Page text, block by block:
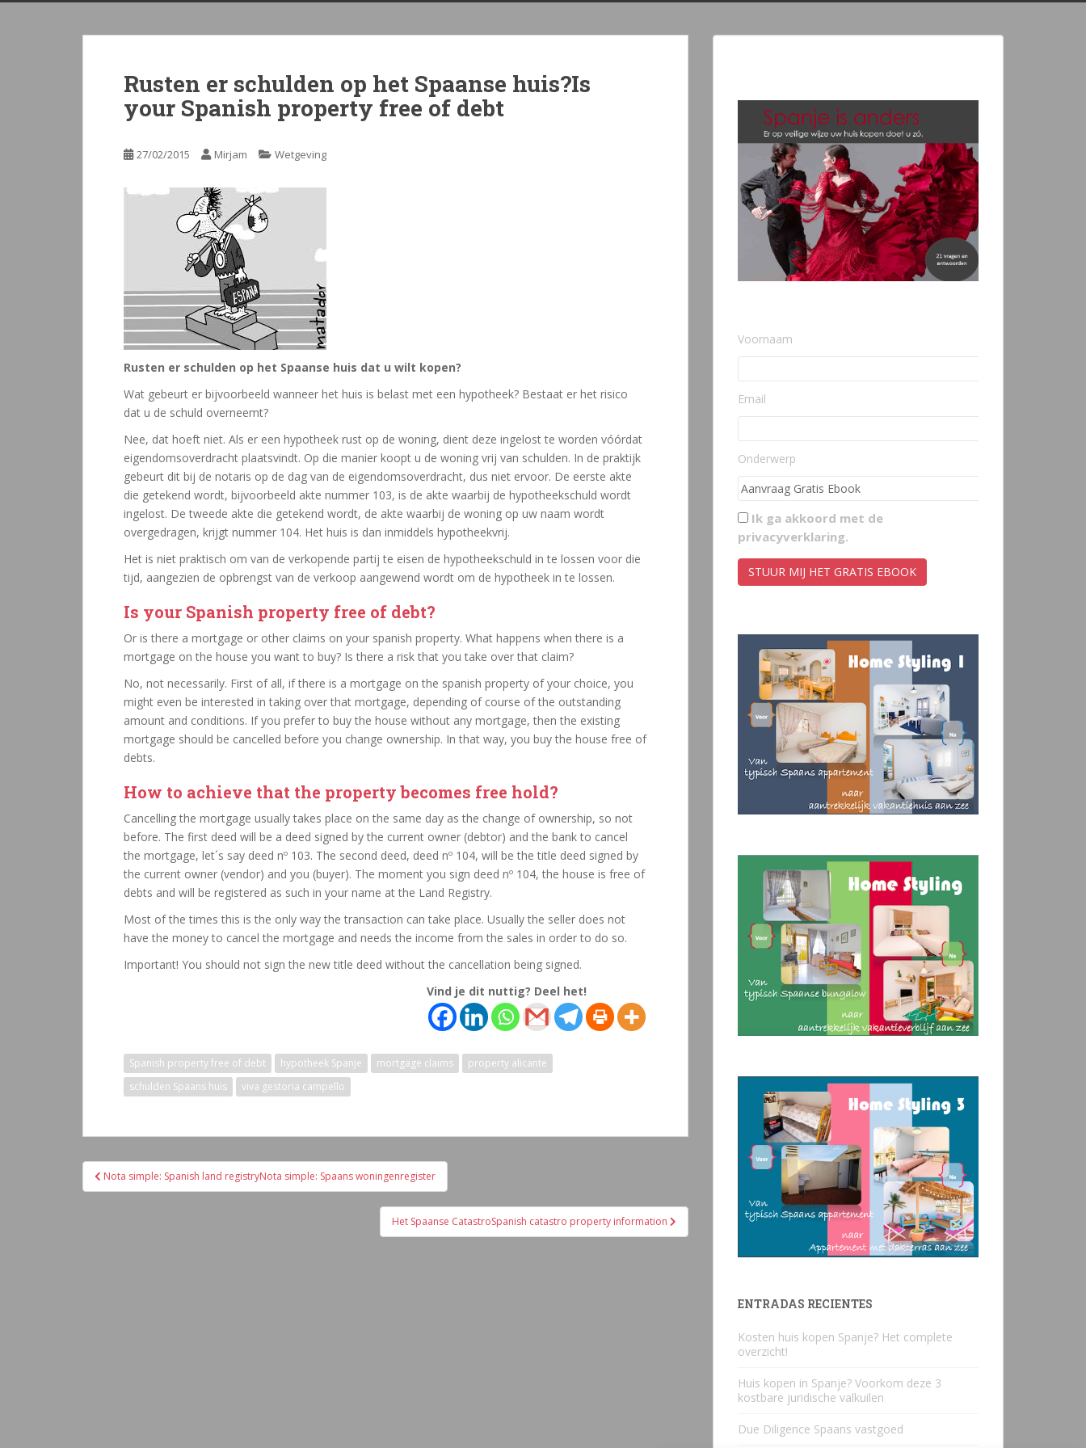
Rusten er schulden op het Spaanse huis?Is
your Spanish property free of debt
27/02/2015 Mirjam Wetgeving
Rusten er schulden op het Spaanse huis dat u wilt kopen?
Wat gebeurt er bijvoorbeeld wanneer het huis is belast met een hypotheek? Bestaat er het risico
dat u de schuld overneemt?
Nee, dat hoeft niet. Als er een hypotheek rust op de woning, dient deze ingelost te worden vóórdat
eigendomsoverdracht plaatsvindt. Op die manier koopt u de woning vrij van schulden. In de praktijk
gebeurt dit bij de notaris op de dag van de eigendomsoverdracht, dus niet ervoor. De eerste akte
die getekend wordt, bijvoorbeeld akte nummer 103, is de akte waarbij de hypotheekschuld wordt
ingelost. De tweede akte die getekend wordt, de akte waarbij de woning op uw naam wordt
overgedragen, krijgt nummer 104. Het huis is dan inmiddels hypotheekvrij.
Het is niet praktisch om van de verkopende partij te eisen de hypotheekschuld in te lossen voor die
tijd, aangezien de opbrengst van de verkoop aangewend wordt om de hypotheek in te lossen.
Is your Spanish property free of debt?
Or is there a mortgage or other claims on your spanish property. What happens when there is a
mortgage on the house you want to buy? Is there a risk that you take over that claim?
No, not necessarily. First of all, if there is a mortgage on the spanish property of your choice, you
might even be interested in taking over that mortgage, depending of course of the outstanding
amount and conditions. If you prefer to buy the house without any mortgage, then the existing
mortgage should be cancelled before you change ownership. In that way, you buy the house free of
debts.
How to achieve that the property becomes free hold?
Cancelling the mortgage usually takes place on the same day as the change of ownership, so not
before. The first deed will be a deed signed by the current owner (debtor) and the bank to cancel
the mortgage, let´s say deed nº 103. The second deed, deed nº 104, will be the title deed signed by
the current owner (vendor) and you (buyer). The moment you sign deed nº 104, the house is free of
debts and will be registered as such in your name at the Land Registry.
Most of the times this is the only way the transaction can take place. Usually the seller does not
have the money to cancel the mortgage and needs the income from the sales in order to do so.
Important! You should not sign the new title deed without the cancellation being signed.
Vind je dit nuttig? Deel het!
Spanish property free of debt hypotheek Spanje mortgage claims
property alicante
schulden Spaans huis
viva gestoria campello
Navegación
de
Nota simple: Spanish land registryNota simple: Spaans woningenregister
Het Spaanse CatastroSpanish catastro property information
Voornaam
Email
Onderwerp
Ik ga akkoord met de
privacyverklaring.
ENTRADAS RECIENTES
Kosten huis kopen Spanje? Het complete
overzicht!
Huis kopen in Spanje? Voorkom deze 3
kostbare juridische valkuilen
Due Diligence Spaans vastgoed